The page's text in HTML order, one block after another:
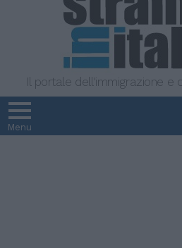
Il portale dell'immigrazione e
Menu